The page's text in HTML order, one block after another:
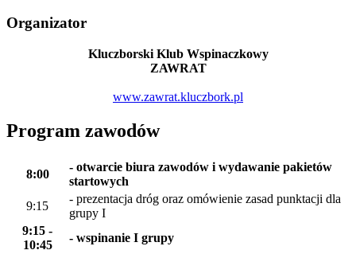
Organizator
Kluczborski Klub Wspinaczkowy
ZAWRAT
www.zawrat.kluczbork.pl
Program zawodów
8:00
- otwarcie biura zawodów i wydawanie pakietów
startowych
9:15
- prezentacja dróg oraz omówienie zasad punktacji dla
grupy I
9:15 -
10:45
- wspinanie I grupy